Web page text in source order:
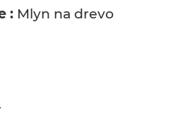
: Mlyn na drevo